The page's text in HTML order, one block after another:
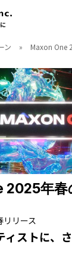
ポート
ン » Maxon One
2025年春
リリース
ィストに、